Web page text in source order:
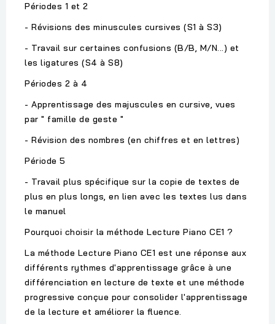
Périodes 1 et 2
- Révisions des minuscules cursives (S1 à S3)
- Travail sur certaines confusions (B/B, M/N...) et
les ligatures (S4 à S8)
Périodes 2 à 4
- Apprentissage des majuscules en cursive, vues
par " famille de geste "
- Révision des nombres (en chiffres et en lettres)
Période 5
- Travail plus spécifique sur la copie de textes de
plus en plus longs, en lien avec les textes lus dans
le manuel
Pourquoi choisir la méthode Lecture Piano CE1 ?
La méthode Lecture Piano CE1 est une réponse aux
différents rythmes d'apprentissage grâce à une
différenciation en lecture de texte et une méthode
progressive conçue pour consolider l'apprentissage
de la lecture et améliorer la ﬂuence.